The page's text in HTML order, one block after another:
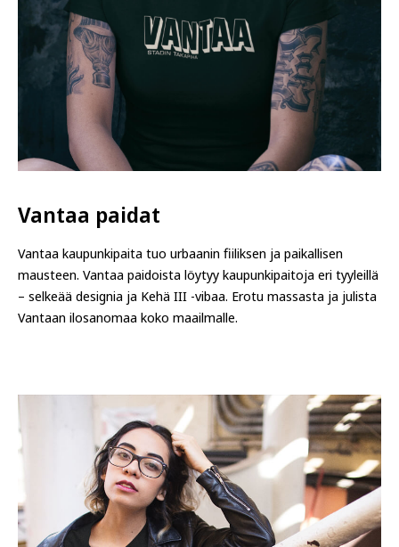
Vantaa paidat
Vantaa kaupunkipaita tuo urbaanin fiiliksen ja paikallisen
mausteen. Vantaa paidoista löytyy kaupunkipaitoja eri tyyleillä
– selkeää designia ja Kehä III -vibaa. Erotu massasta ja julista
Vantaan ilosanomaa koko maailmalle.